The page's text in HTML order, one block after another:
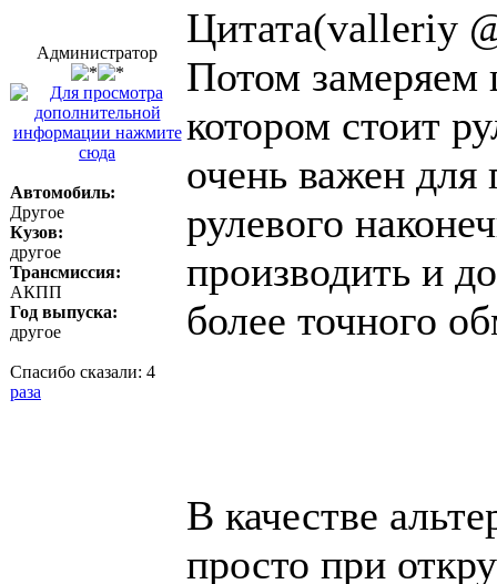
Администратор
Автомобиль:
Другое
Кузов:
другое
Трансмиссия:
АКПП
Год выпуска:
другое
Спасибо сказали: 4
раза
Цитата(valleriy
Потом замеряем
котором стоит
очень важен
рулевого
производить и
более точного
В качестве
просто при